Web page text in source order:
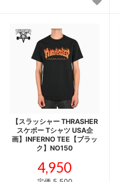
【スラッシャー THRASHER
スケボー Tシャツ USA企
画】INFERNO TEE【ブラッ
ク】NO150
4,950